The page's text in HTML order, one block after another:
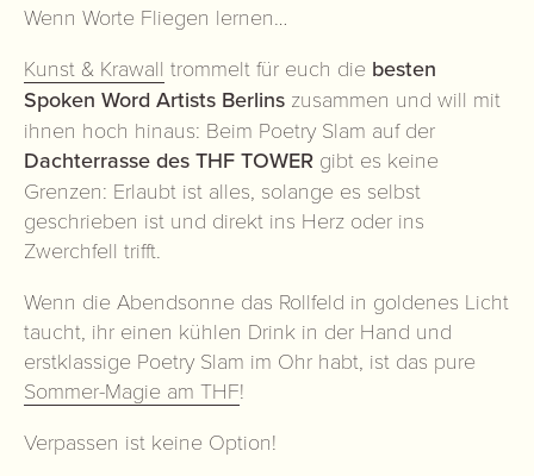
Wenn Worte Fliegen lernen…
Kunst & Krawall trommelt für euch die besten
Spoken Word Artists Berlins zusammen und will mit
ihnen hoch hinaus: Beim Poetry Slam auf der
Dachterrasse des THF TOWER gibt es keine
Grenzen: Erlaubt ist alles, solange es selbst
geschrieben ist und direkt ins Herz oder ins
Zwerchfell trifft.
Wenn die Abendsonne das Rollfeld in goldenes Licht
taucht, ihr einen kühlen Drink in der Hand und
erstklassige Poetry Slam im Ohr habt, ist das pure
Sommer-Magie am THF!
Verpassen ist keine Option!